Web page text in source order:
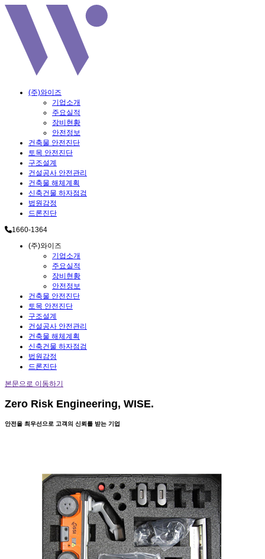
(주)와이즈
기업소개
주요실적
장비현황
안전정보
건축물 안전진단
토목 안전진단
구조설계
건설공사 안전관리
건축물 해체계획
신축건물 하자점검
법원감정
드론진단
1660-1364
(주)와이즈
기업소개
주요실적
장비현황
안전정보
건축물 안전진단
토목 안전진단
구조설계
건설공사 안전관리
건축물 해체계획
신축건물 하자점검
법원감정
드론진단
본문으로 이동하기
Zero Risk Engineering, WISE.
안전을 최우선으로 고객의 신뢰를 받는 기업